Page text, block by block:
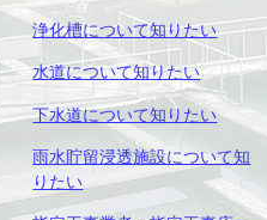
浄化槽について知りたい
水道について知りたい
下水道について知りたい
雨水貯留浸透施設について知
りたい